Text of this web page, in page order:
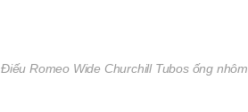
Điếu Romeo Wide Churchill Tubos ống nhôm